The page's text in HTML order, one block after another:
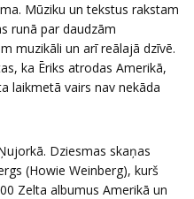
Mūziku un tekstus rakstam
runā par daudzām
muzikāli un arī reālajā dzīvē.
ka Ēriks atrodas Amerikā,
laikmetā vairs nav nekāda
Dziesmas skaņas
(Howie Weinberg), kurš
Zelta albumus Amerikā un